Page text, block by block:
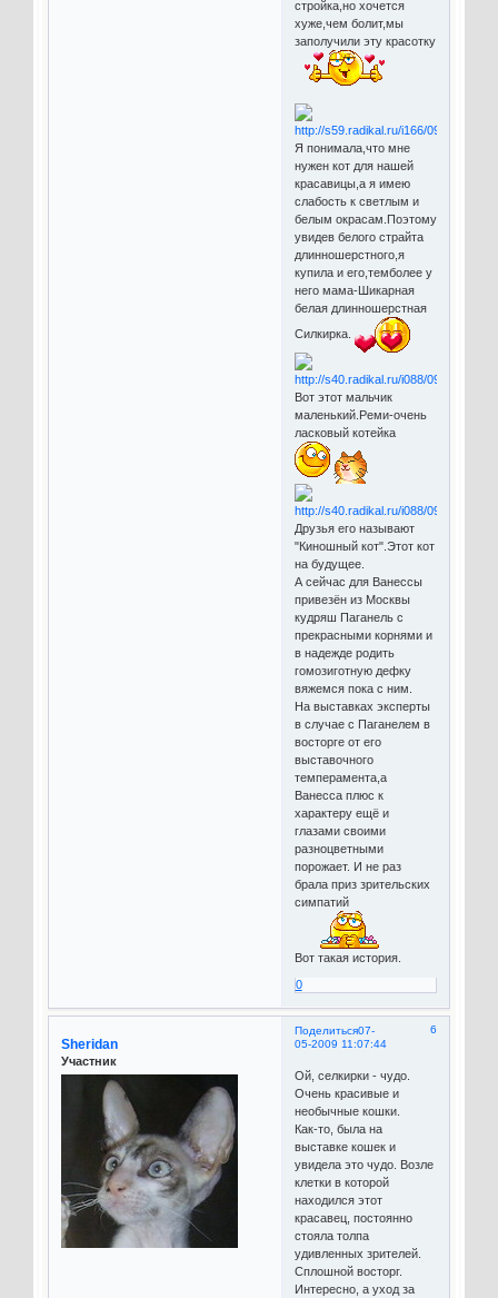
стройка,но хочется
хуже,чем болит,мы
заполучили эту красотку
Я понимала,что мне
нужен кот для нашей
красавицы,а я имею
слабость к светлым и
белым окрасам.Поэтому
увидев белого страйта
длинношерстного,я
купила и его,темболее у
него мама-Шикарная
белая длинношерстная
Силкирка.
Вот этот мальчик
маленький.Реми-очень
ласковый котейка
Друзья его называют
"Киношный кот".Этот кот
на будущее.
А сейчас для Ванессы
привезён из Москвы
кудряш Паганель с
прекрасными корнями и
в надежде родить
гомозиготную дефку
вяжемся пока с ним.
На выставках эксперты
в случае с Паганелем в
восторге от его
выставочного
темперамента,а
Ванесса плюс к
характеру ещё и
глазами своими
разноцветными
порожает. И не раз
брала приз зрительских
симпатий
Вот такая история.
0
Поделиться 6
07-
05-2009 11:07:44
Sheridan
Участник
Ой, селкирки - чудо.
Очень красивые и
необычные кошки.
Как-то, была на
выставке кошек и
увидела это чудо. Возле
клетки в которой
находился этот
красавец, постоянно
стояла толпа
удивленных зрителей.
Сплошной восторг.
Интересно, а уход за